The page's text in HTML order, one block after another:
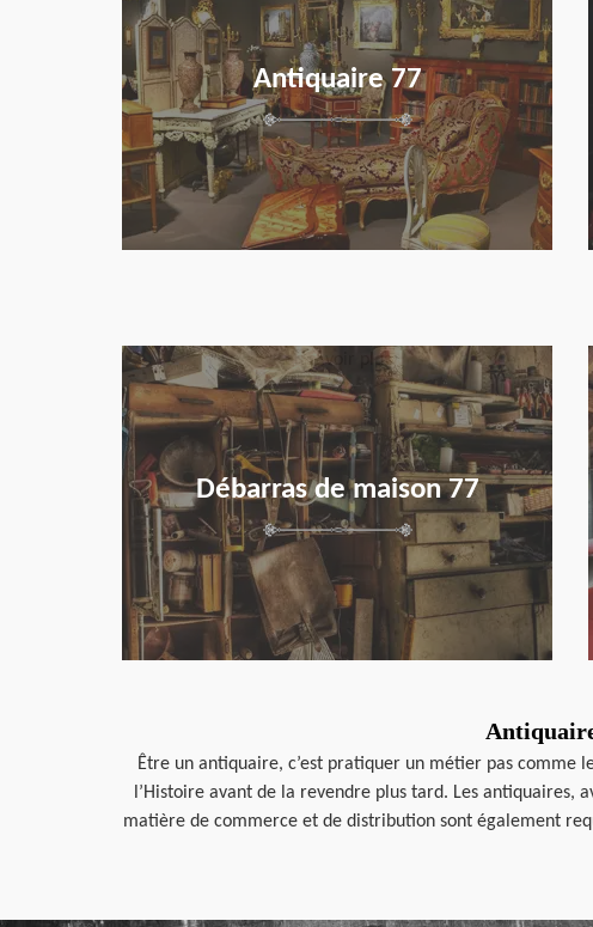
Antiquaire 77
Débarras de maison 77
en savoir plus
Être un antiquaire, c’est pratiquer un métier pas comme
l’Histoire avant de la revendre plus tard. Les antiquaires,
matière de commerce et de distribution sont également